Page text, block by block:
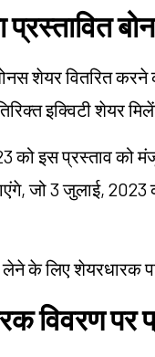
प्रस्तावित
शेयर वितरित करने
इक्विटी शेयर
को इस प्रस्ताव को
जो 3 जुलाई, 2023
लेने के लिए
विवरण पर